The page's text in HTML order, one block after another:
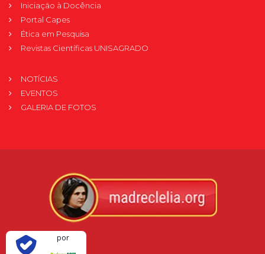
Iniciação à Docência
Portal Capes
Ética em Pesquisa
Revistas Científicas UNISAGRADO
NOTÍCIAS
EVENTOS
GALERIA DE FOTOS
por